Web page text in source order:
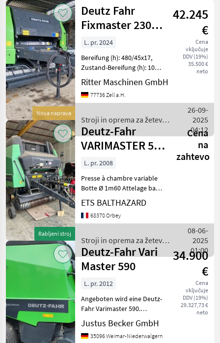
Nova naprava
Deutz Fahr
Fixmaster 230
OC14
42.245
€
Cena
vključuje
DDV (19%)
35.500 €
neto
L. pr. 2024
Bereifung (h): 480/45x17,
Zustand-Bereifung (h): 100
%, Ballenmaß (max.
Durchmesser / Höhe): 125
cm, Anzahl Messer: 14,
Obenanhängun
Ritter Maschinen GmbH
77736 Zell a.H.
Stroji in oprema za žetev
in spravilo / Deutz Fahr
26-09-
2025
04:12
Rabljeni stroj
Deutz-Fahr
VARIMASTER 560
OPTIFEED
Cena
na
zahtevo
L. pr. 2008
Presse à chambre variable
Botte Ø 1m60 Attelage bas
Ameneur rotatif Attelage
haut Cardan grand angle
Liage filet-ficelle Boîtier
19.0/45-17 Remis
ETS BALTHAZARD
68370 Orbey
Stroji in oprema za žetev
in spravilo / Deutz Fahr
08-06-
2025
01:00
Deutz-Fahr Vari
Master 590
34.900
€
Cena
vključuje
DDV (19%)
29.327,73 €
neto
L. pr. 2012
Angeboten wird eine Deutz-
Fahr Varimaster 590.
Ersteinsatz 2012, Ballen var.
Ausrüstung: - 9800 Ballen -
Ballenkammer variabel -
Justus Becker GmbH
35096 Weimar-Niederwalgern